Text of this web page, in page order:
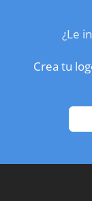
¿Le
Crea tu